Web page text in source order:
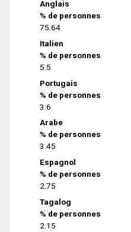
Anglais
% de personnes
75.64
Italien
% de personnes
5.5
Portugais
% de personnes
3.6
Arabe
% de personnes
3.45
Espagnol
% de personnes
2.75
Tagalog
% de personnes
2.15